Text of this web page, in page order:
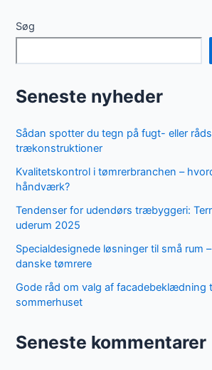
Søg
Seneste nyheder
Sådan spotter du tegn på fugt- eller
trækonstruktioner
Kvalitetskontrol i tømrerbranchen –
håndværk?
Tendenser for udendørs træbyggeri:
uderum 2025
Specialdesignede løsninger til små rum
danske tømrere
Gode råd om valg af facadebeklædning
sommerhuset
Seneste kommentarer